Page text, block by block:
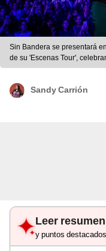
Sin Bandera se presentará
de su 'Escenas Tour',
icónicas y nuevas
Sandy Carrión
Leer resumen
y puntos